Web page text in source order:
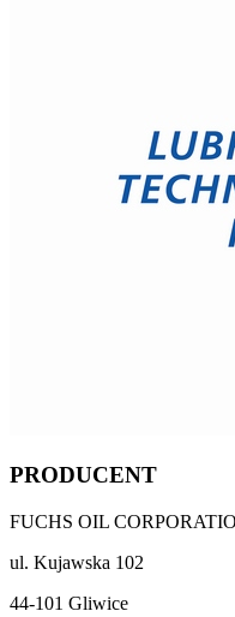
PRODUCENT
FUCHS OIL
ul. Kujawska 102
44-101 Gliwice